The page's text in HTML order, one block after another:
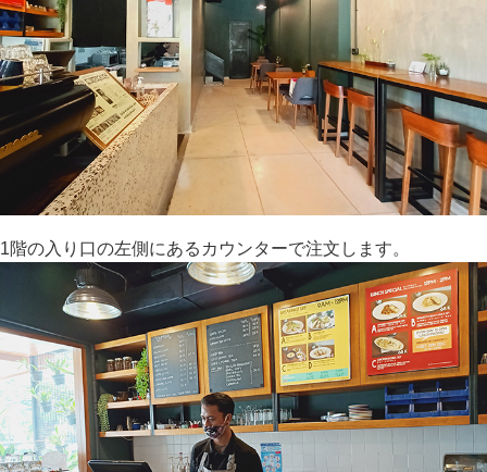
1階の入り口の左側にあるカウンターで注文します。